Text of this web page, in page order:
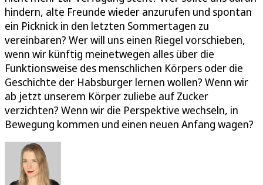
hindern, alte Freunde wieder anzurufen und spontan
ein Picknick in den letzten Sommertagen zu
vereinbaren? Wer will uns einen Riegel vorschieben,
wenn wir künftig meinetwegen alles über die
Funktionsweise des menschlichen Körpers oder die
Geschichte der Habsburger lernen wollen? Wenn wir
ab jetzt unserem Körper zuliebe auf Zucker
verzichten? Wenn wir die Perspektive wechseln, in
Bewegung kommen und einen neuen Anfang wagen?